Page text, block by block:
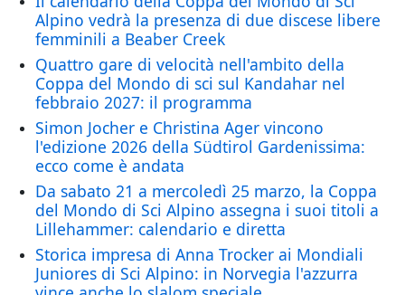
Alpino vedrà la presenza di due discese libere
femminili a Beaber Creek
Quattro gare di velocità nell'ambito della
Coppa del Mondo di sci sul Kandahar nel
febbraio 2027: il programma
Simon Jocher e Christina Ager vincono
l'edizione 2026 della Südtirol Gardenissima:
ecco come è andata
Da sabato 21 a mercoledì 25 marzo, la Coppa
del Mondo di Sci Alpino assegna i suoi titoli a
Lillehammer: calendario e diretta
Storica impresa di Anna Trocker ai Mondiali
Juniores di Sci Alpino: in Norvegia l'azzurra